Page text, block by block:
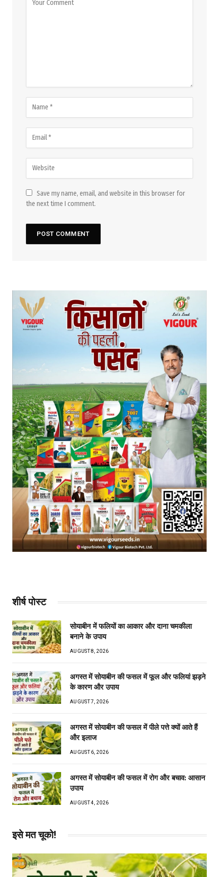
Save my name, email, and website in this browser for
the next time I comment.
शीर्ष पोस्ट
सोयाबीन में फलियों का आकार और दाना चमकीला
बनाने के उपाय
AUGUST 8, 2026
अगस्त में सोयाबीन की फसल में फूल और फलियां झड़ने
के कारण और उपाय
AUGUST 7, 2026
अगस्त में सोयाबीन की फसल में पीले पत्ते क्यों आते हैं
और इलाज
AUGUST 6, 2026
अगस्त में सोयाबीन की फसल में रोग और बचाव: आसान
उपाय
AUGUST 4, 2026
इसे मत चूको!